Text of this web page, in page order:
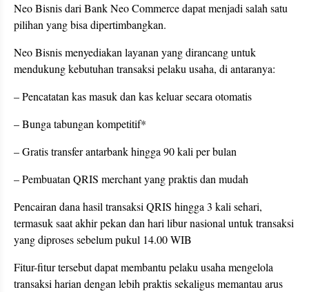
Neo Bisnis dari Bank Neo Commerce dapat menjadi salah satu
pilihan yang bisa dipertimbangkan.
Neo Bisnis menyediakan layanan yang dirancang untuk
mendukung kebutuhan transaksi pelaku usaha, di antaranya:
– Pencatatan kas masuk dan kas keluar secara otomatis
– Bunga tabungan kompetitif*
– Gratis transfer antarbank hingga 90 kali per bulan
– Pembuatan QRIS merchant yang praktis dan mudah
Pencairan dana hasil transaksi QRIS hingga 3 kali sehari,
termasuk saat akhir pekan dan hari libur nasional untuk transaksi
yang diproses sebelum pukul 14.00 WIB
Fitur-fitur tersebut dapat membantu pelaku usaha mengelola
transaksi harian dengan lebih praktis sekaligus memantau arus